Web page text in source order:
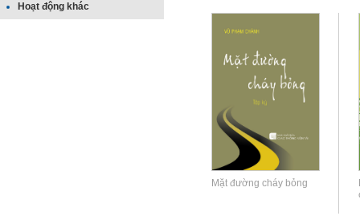
Hoạt động khác
Mặt đường cháy bỏng